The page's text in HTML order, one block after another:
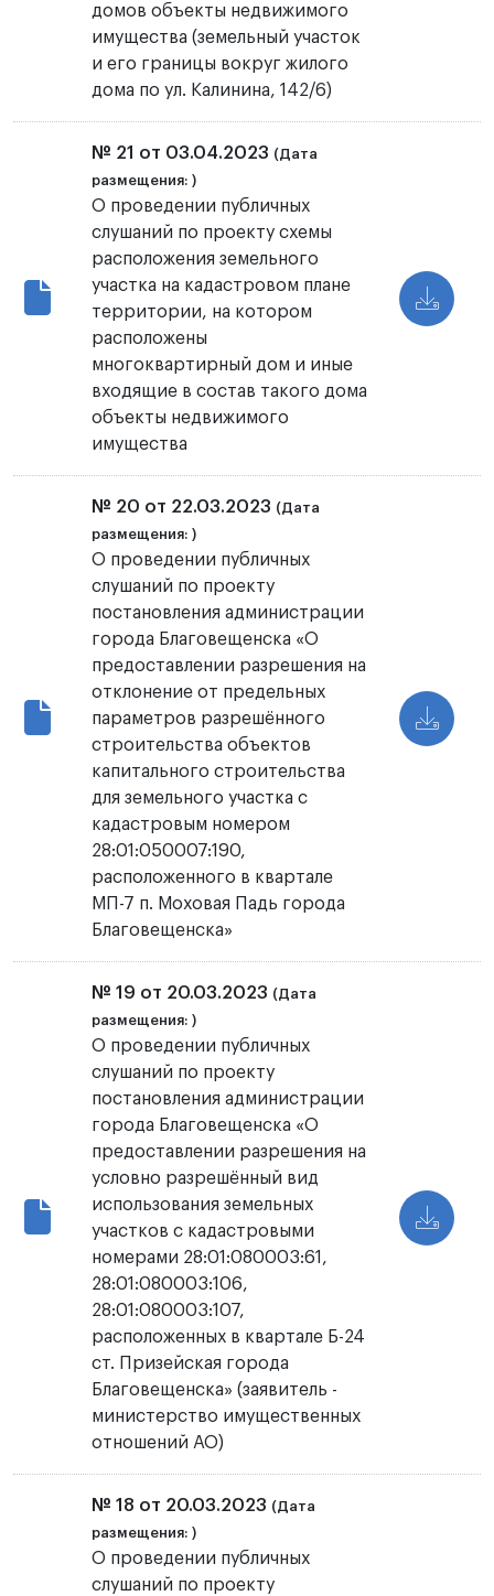
домов объекты недвижимого
имущества (земельный участок
и его границы вокруг жилого
дома по ул. Калинина, 142/6)
№ 21 от 03.04.2023 (Дата
размещения: )
О проведении публичных
слушаний по проекту схемы
расположения земельного
участка на кадастровом плане
территории, на котором
расположены
многоквартирный дом и иные
входящие в состав такого дома
объекты недвижимого
имущества
№ 20 от 22.03.2023 (Дата
размещения: )
О проведении публичных
слушаний по проекту
постановления администрации
города Благовещенска «О
предоставлении разрешения на
отклонение от предельных
параметров разрешённого
строительства объектов
капитального строительства
для земельного участка с
кадастровым номером
28:01:050007:190,
расположенного в квартале
МП-7 п. Моховая Падь города
Благовещенска»
№ 19 от 20.03.2023 (Дата
размещения: )
О проведении публичных
слушаний по проекту
постановления администрации
города Благовещенска «О
предоставлении разрешения на
условно разрешённый вид
использования земельных
участков с кадастровыми
номерами 28:01:080003:61,
28:01:080003:106,
28:01:080003:107,
расположенных в квартале Б-24
ст. Призейская города
Благовещенска» (заявитель -
министерство имущественных
отношений АО)
№ 18 от 20.03.2023 (Дата
размещения: )
О проведении публичных
слушаний по проекту